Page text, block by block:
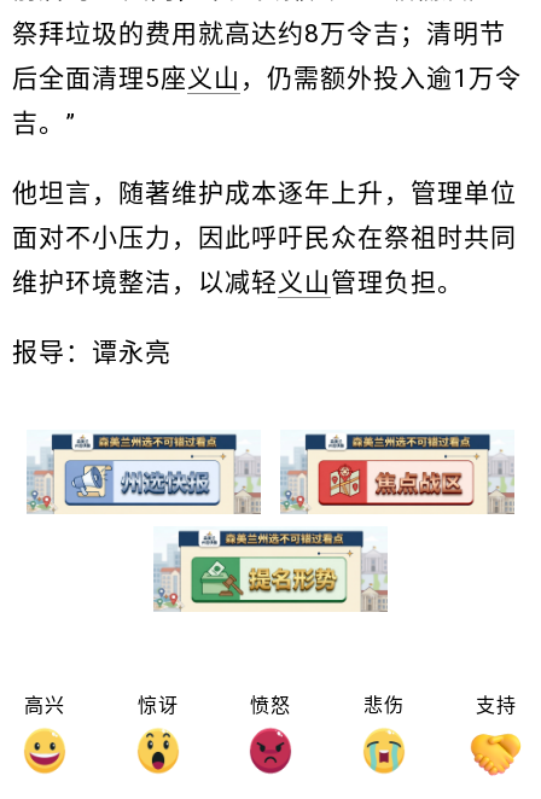
祭拜垃圾的费用就高达约8万令吉；清明节
后全面清理5座 义山 ，仍需额外投入逾1万令
吉。”
他坦言，随著维护成本逐年上升，管理单位
面对不小压力，因此呼吁民众在祭祖时共同
维护环境整洁，以减轻 义山管理负担。
报导：谭永亮
高兴 惊讶 愤怒 悲伤 支持